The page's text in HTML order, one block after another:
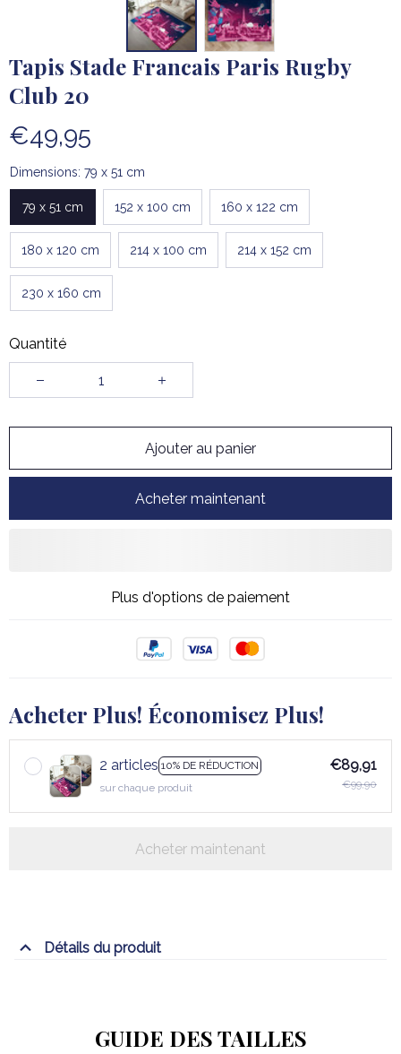
Tapis Stade Francais Paris Rugby
Club 20
€49,95
Dimensions: 79 x 51 cm
79 x 51 cm 152 x 100 cm 160 x 122 cm
180 x 120 cm 214 x 100 cm 214 x 152 cm
230 x 160 cm
Quantité
Ajouter au panier
Acheter maintenant
Plus d'options de paiement
Acheter Plus! Économisez Plus!
2 articles 10% DE RÉDUCTION
sur chaque produit
€89,91
€99,90
Acheter maintenant
Détails du produit
GUIDE DES TAILLES